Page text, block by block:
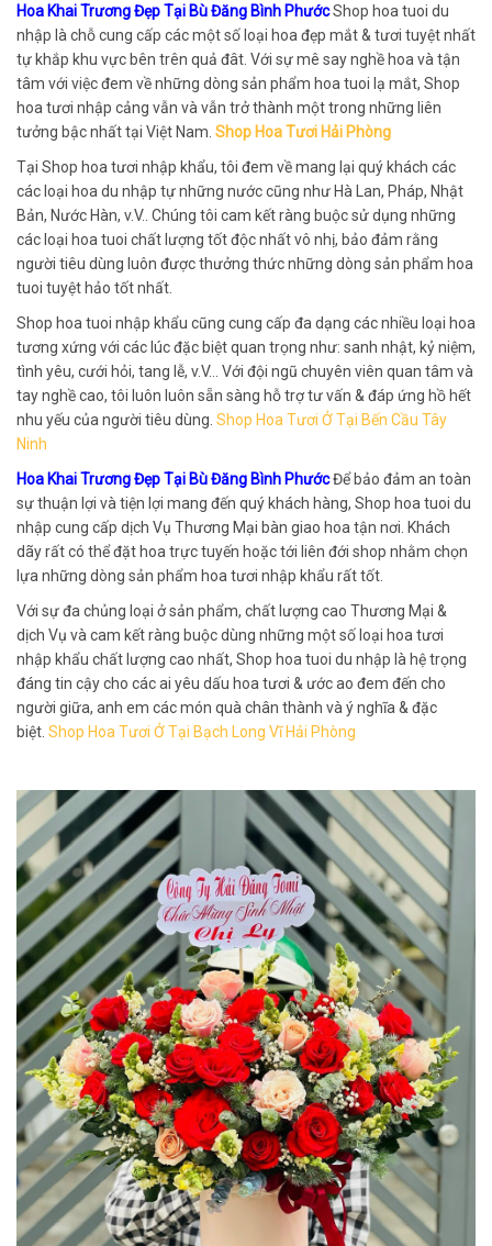
Hoa Khai Trương Đẹp Tại Bù Đăng Bình PhướcShop hoa tuoi du
nhập là chỗ cung cấp các một số loại hoa đẹp mắt & tươi tuyệt nhất
tự khắp khu vực bên trên quả đât. Với sự mê say nghề hoa và tận
tâm với việc đem về những dòng sản phẩm hoa tuoi lạ mắt, Shop
hoa tươi nhập cảng vẫn và vẫn trở thành một trong những liên
tưởng bậc nhất tại Việt Nam. Shop Hoa Tươi Hải Phòng
Tại Shop hoa tươi nhập khẩu, tôi đem về mang lại quý khách các
các loại hoa du nhập tự những nước cũng như Hà Lan, Pháp, Nhật
Bản, Nước Hàn, v.V.. Chúng tôi cam kết ràng buộc sử dụng những
các loại hoa tuoi chất lượng tốt độc nhất vô nhị, bảo đảm rằng
người tiêu dùng luôn được thưởng thức những dòng sản phẩm hoa
tuoi tuyệt hảo tốt nhất.
Shop hoa tuoi nhập khẩu cũng cung cấp đa dạng các nhiều loại hoa
tương xứng với các lúc đặc biệt quan trọng như: sanh nhật, kỷ niệm,
tình yêu, cưới hỏi, tang lễ, v.V… Với đội ngũ chuyên viên quan tâm và
tay nghề cao, tôi luôn luôn sẵn sàng hỗ trợ tư vấn & đáp ứng hồ hết
nhu yếu của người tiêu dùng. Shop Hoa Tươi Ở Tại Bến Cầu Tây
Ninh
Hoa Khai Trương Đẹp Tại Bù Đăng Bình PhướcĐể bảo đảm an toàn
sự thuận lợi và tiện lợi mang đến quý khách hàng, Shop hoa tuoi du
nhập cung cấp dịch Vụ Thương Mại bàn giao hoa tận nơi. Khách
dãy rất có thể đặt hoa trực tuyến hoặc tới liên đới shop nhằm chọn
lựa những dòng sản phẩm hoa tươi nhập khẩu rất tốt.
Với sự đa chủng loại ở sản phẩm, chất lượng cao Thương Mại &
dịch Vụ và cam kết ràng buộc dùng những một số loại hoa tươi
nhập khẩu chất lượng cao nhất, Shop hoa tuoi du nhập là hệ trọng
đáng tin cậy cho các ai yêu dấu hoa tươi & ước ao đem đến cho
người giữa, anh em các món quà chân thành và ý nghĩa & đặc
biệt. Shop Hoa Tươi Ở Tại Bạch Long Vĩ Hải Phòng